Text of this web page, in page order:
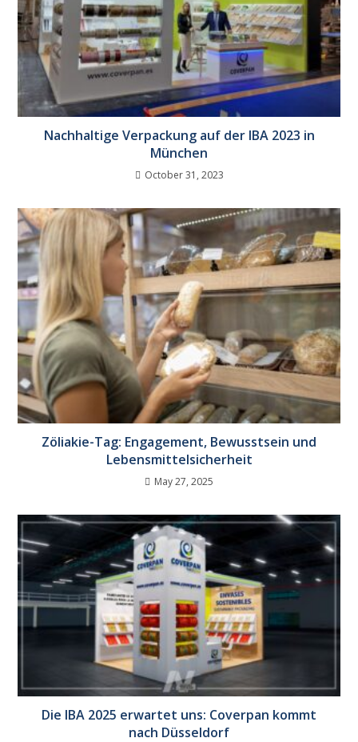
Nachhaltige Verpackung auf der IBA 2023 in
München
October 31, 2023
Zöliakie-Tag: Engagement, Bewusstsein und
Lebensmittelsicherheit
May 27, 2025
Die IBA 2025 erwartet uns: Coverpan kommt
nach Düsseldorf